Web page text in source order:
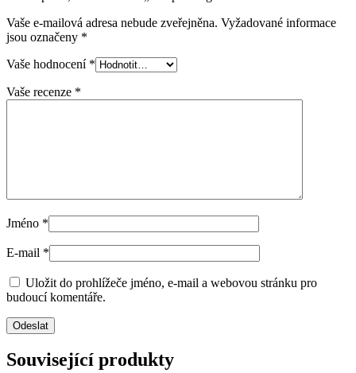
Vaše e-mailová adresa nebude zveřejněna. Vyžadované informace
jsou označeny *
Vaše hodnocení *
Vaše recenze *
Jméno *
E-mail *
Uložit do prohlížeče jméno, e-mail a webovou stránku pro
budoucí komentáře.
Související produkty